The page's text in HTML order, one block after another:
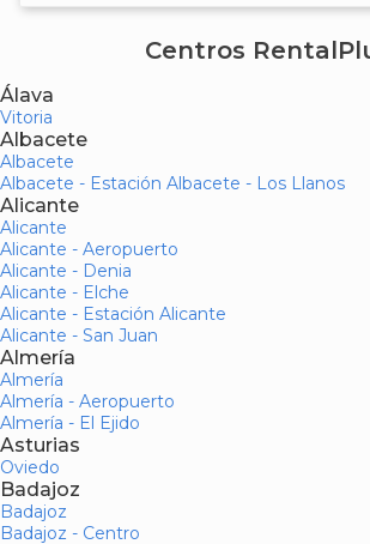
Centros
Álava
Vitoria
Albacete
Albacete
Albacete - Estación Albacete - Los Llanos
Alicante
Alicante
Alicante - Aeropuerto
Alicante - Denia
Alicante - Elche
Alicante - Estación Alicante
Alicante - San Juan
Almería
Almería
Almería - Aeropuerto
Almería - El Ejido
Asturias
Oviedo
Badajoz
Badajoz
Badajoz - Centro